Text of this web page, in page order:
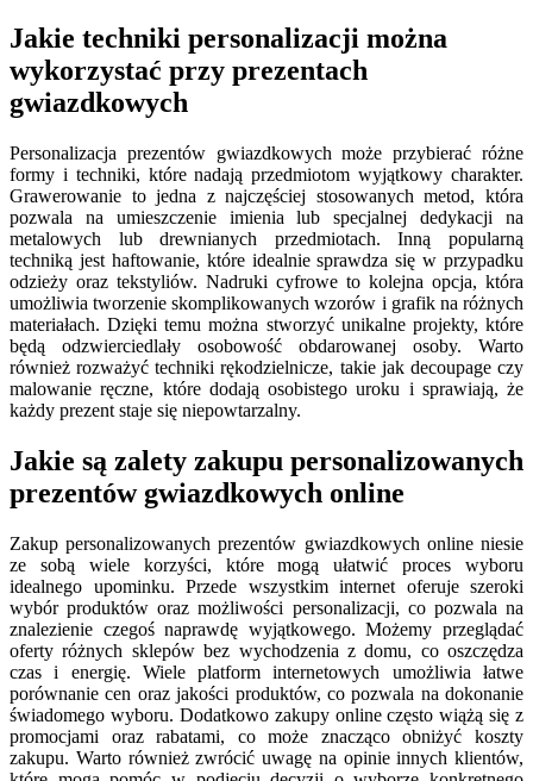
Jakie techniki personalizacji można
wykorzystać przy prezentach
gwiazdkowych
Personalizacja prezentów gwiazdkowych może przybierać różne
formy i techniki, które nadają przedmiotom wyjątkowy charakter.
Grawerowanie to jedna z najczęściej stosowanych metod, która
pozwala na umieszczenie imienia lub specjalnej dedykacji na
metalowych lub drewnianych przedmiotach. Inną popularną
techniką jest haftowanie, które idealnie sprawdza się w przypadku
odzieży oraz tekstyliów. Nadruki cyfrowe to kolejna opcja, która
umożliwia tworzenie skomplikowanych wzorów i grafik na różnych
materiałach. Dzięki temu można stworzyć unikalne projekty, które
będą odzwierciedlały osobowość obdarowanej osoby. Warto
również rozważyć techniki rękodzielnicze, takie jak decoupage czy
malowanie ręczne, które dodają osobistego uroku i sprawiają, że
każdy prezent staje się niepowtarzalny.
Jakie są zalety zakupu personalizowanych
prezentów gwiazdkowych online
Zakup personalizowanych prezentów gwiazdkowych online niesie
ze sobą wiele korzyści, które mogą ułatwić proces wyboru
idealnego upominku. Przede wszystkim internet oferuje szeroki
wybór produktów oraz możliwości personalizacji, co pozwala na
znalezienie czegoś naprawdę wyjątkowego. Możemy przeglądać
oferty różnych sklepów bez wychodzenia z domu, co oszczędza
czas i energię. Wiele platform internetowych umożliwia łatwe
porównanie cen oraz jakości produktów, co pozwala na dokonanie
świadomego wyboru. Dodatkowo zakupy online często wiążą się z
promocjami oraz rabatami, co może znacząco obniżyć koszty
zakupu. Warto również zwrócić uwagę na opinie innych klientów,